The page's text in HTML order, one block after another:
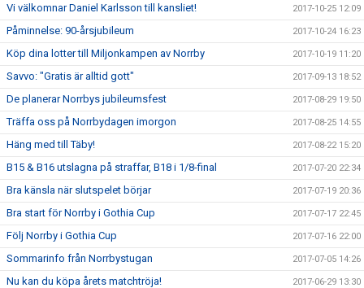
Vi välkomnar Daniel Karlsson till kansliet! 2017-10-25 12:09
Påminnelse: 90-årsjubileum 2017-10-24 16:23
Köp dina lotter till Miljonkampen av Norrby 2017-10-19 11:20
Savvo: "Gratis är alltid gott" 2017-09-13 18:52
De planerar Norrbys jubileumsfest 2017-08-29 19:50
Träffa oss på Norrbydagen imorgon 2017-08-25 14:55
Häng med till Täby! 2017-08-22 15:20
B15 & B16 utslagna på straffar, B18 i 1/8-final 2017-07-20 22:34
Bra känsla när slutspelet börjar 2017-07-19 20:36
Bra start för Norrby i Gothia Cup 2017-07-17 22:45
Följ Norrby i Gothia Cup 2017-07-16 22:00
Sommarinfo från Norrbystugan 2017-07-05 14:26
Nu kan du köpa årets matchtröja! 2017-06-29 13:30